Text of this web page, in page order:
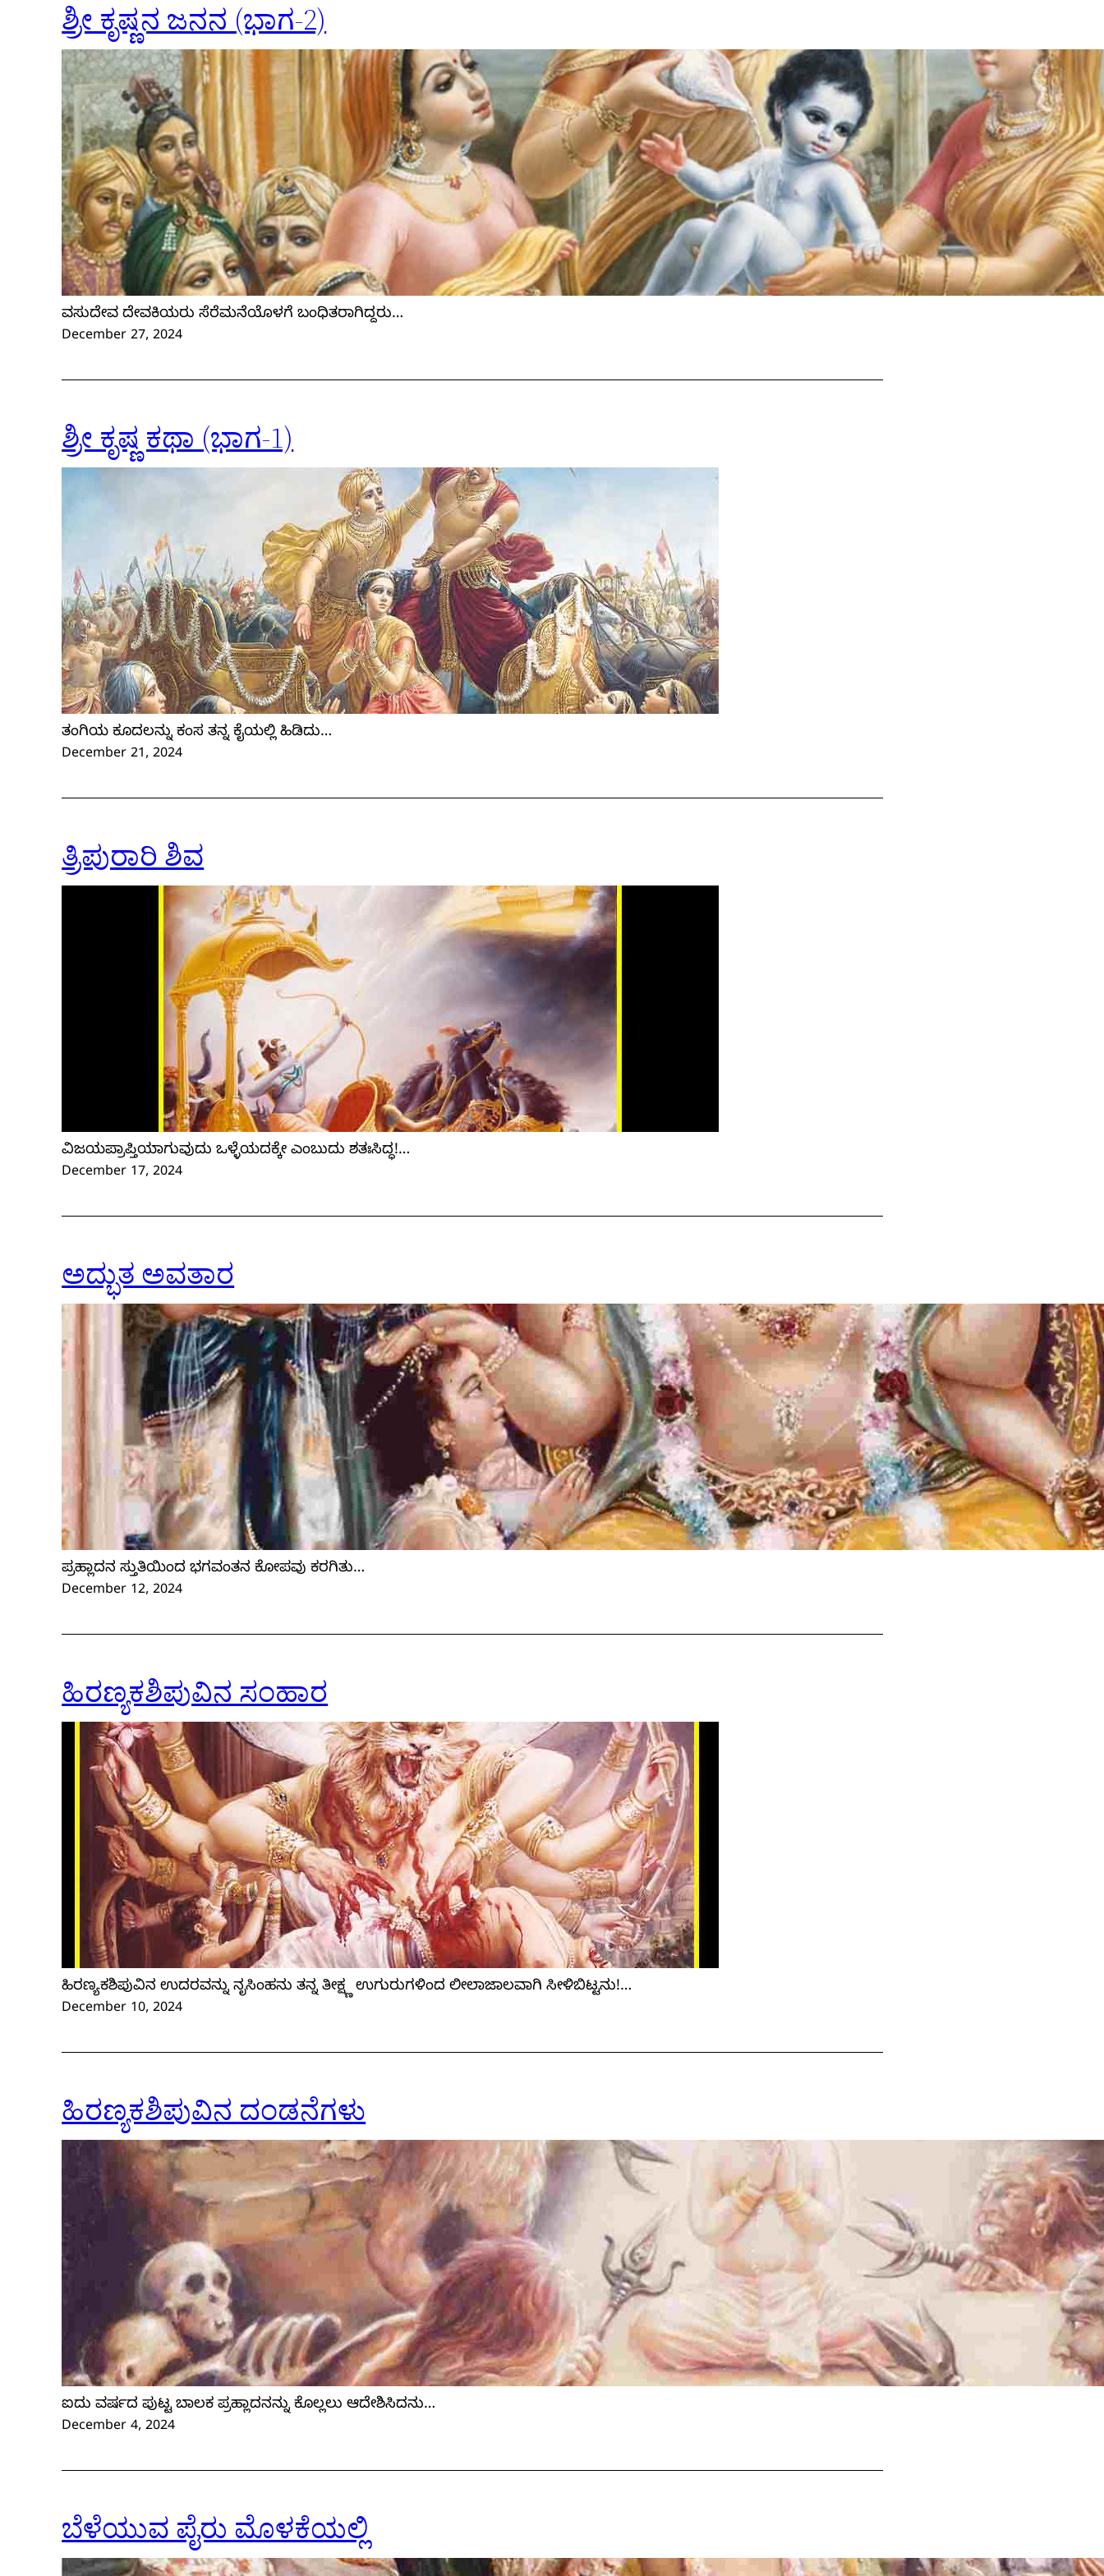
ಶ್ರೀ ಕೃಷ್ಣನ ಜನನ (ಭಾಗ-2)
ವಸುದೇವ ದೇವಕಿಯರು ಸೆರೆಮನೆಯೊಳಗೆ ಬಂಧಿತರಾಗಿದ್ದರು…
December 27, 2024
ಶ್ರೀ ಕೃಷ್ಣ ಕಥಾ (ಭಾಗ-1)
ತಂಗಿಯ ಕೂದಲನ್ನು ಕಂಸ ತನ್ನ ಕೈಯಲ್ಲಿ ಹಿಡಿದು…
December 21, 2024
ತ್ರಿಪುರಾರಿ ಶಿವ
ವಿಜಯಪ್ರಾಪ್ತಿಯಾಗುವುದು ಒಳ್ಳೆಯದಕ್ಕೇ ಎಂಬುದು ಶತಃಸಿದ್ಧ!…
December 17, 2024
ಅದ್ಭುತ ಅವತಾರ
ಪ್ರಹ್ಲಾದನ ಸ್ತುತಿಯಿಂದ ಭಗವಂತನ ಕೋಪವು ಕರಗಿತು…
December 12, 2024
ಹಿರಣ್ಯಕಶಿಪುವಿನ ಸಂಹಾರ
ಹಿರಣ್ಯಕಶಿಪುವಿನ ಉದರವನ್ನು ನೃಸಿಂಹನು ತನ್ನ ತೀಕ್ಷ್ಣ ಉಗುರುಗಳಿಂದ ಲೀಲಾಜಾಲವಾಗಿ ಸೀಳಿಬಿಟ್ಟನು!…
December 10, 2024
ಹಿರಣ್ಯಕಶಿಪುವಿನ ದಂಡನೆಗಳು
ಐದು ವರ್ಷದ ಪುಟ್ಟ ಬಾಲಕ ಪ್ರಹ್ಲಾದನನ್ನು ಕೊಲ್ಲಲು ಆದೇಶಿಸಿದನು…
December 4, 2024
ಬೆಳೆಯುವ ಪೈರು ಮೊಳಕೆಯಲ್ಲಿ